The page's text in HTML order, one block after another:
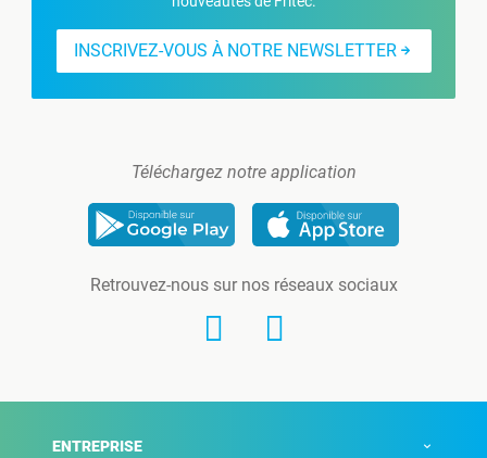
INSCRIVEZ-VOUS À NOTRE NEWSLETTER
Téléchargez notre application
Retrouvez-nous sur nos réseaux sociaux
ENTREPRISE